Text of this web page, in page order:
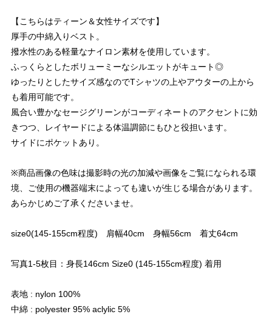
【こちらはティーン＆女性サイズです】
厚手の中綿入りベスト。
撥水性のある軽量なナイロン素材を使用しています。
ふっくらとしたボリューミーなシルエットがキュート◎
ゆったりとしたサイズ感なのでTシャツの上やアウターの上から
も着用可能です。
風合い豊かなセージグリーンがコーディネートのアクセントに効
きつつ、レイヤードによる体温調節にもひと役担います。
サイドにポケットあり。
※商品画像の色味は撮影時の光の加減や画像をご覧になられる環
境、ご使用の機器端末によっても違いが生じる場合があります。
あらかじめご了承くださいませ。
size0(145-155cm程度) 肩幅40cm 身幅56cm 着丈64cm
写真1-5枚目：身長146cm Size0 (145-155cm程度) 着用
表地 : nylon 100%
中綿 : polyester 95% aclylic 5%